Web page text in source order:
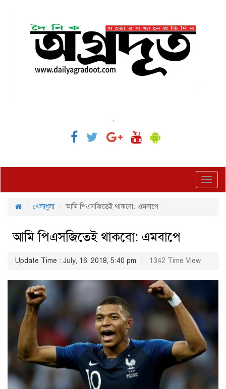
,
খেলাধুলা
আমি পিএসজিতেই থাকবো: এমবাপে
আমি পিএসজিতেই থাকবো: এমবাপে
Update Time : July, 16, 2018, 5:40 pm 1342 Time View